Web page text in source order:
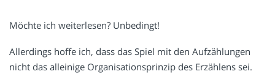
Möchte ich weiterlesen? Unbedingt!
Allerdings hoffe ich, dass das Spiel mit den Aufzählungen
nicht das alleinige Organisationsprinzip des Erzählens sei.